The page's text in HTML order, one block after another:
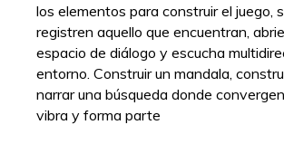
los elementos para construir el juego,
registren aquello que encuentran,
espacio de diálogo y escucha
entorno. Construir un mandala,
narrar una búsqueda donde
vibra y forma parte